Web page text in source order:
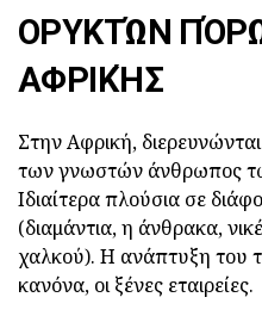
ΟΡΥΚΤΏΝ
ΑΦΡΙΚΉΣ
Στην Αφρική,
των γνωστών άνθρωπος
Ιδιαίτερα πλούσια σε
(διαμάντια, η άνθρακα,
χαλκού). Η ανάπτυξη του
κανόνα, οι ξένες εταιρείες.